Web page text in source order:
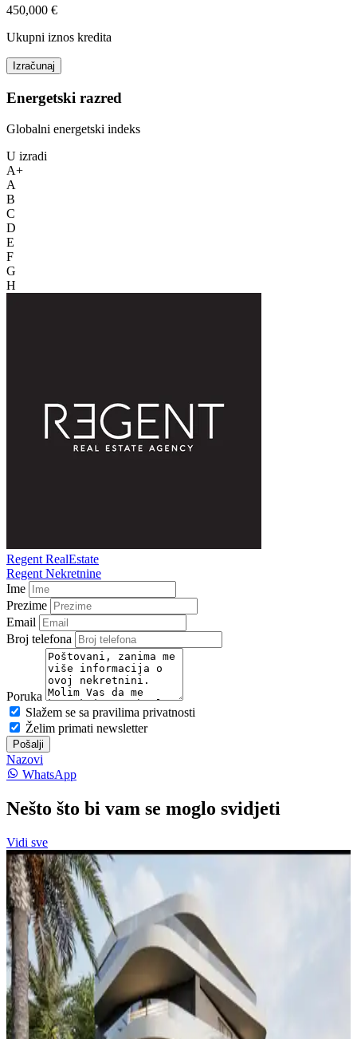
450,000 €
Ukupni iznos kredita
Izračunaj
Energetski razred
Globalni energetski indeks
U izradi
A+
A
B
C
D
E
F
G
H
Regent RealEstate
Regent Nekretnine
Ime
Prezime
Email
Broj telefona
Poruka
Slažem se sa pravilima privatnosti
Želim primati newsletter
Pošalji
Nazovi
WhatsApp
Nešto što bi vam se moglo svidjeti
Vidi sve